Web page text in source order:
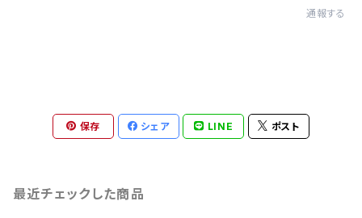
通報する
保存 シェア LINE ポスト
最近チェックした商品